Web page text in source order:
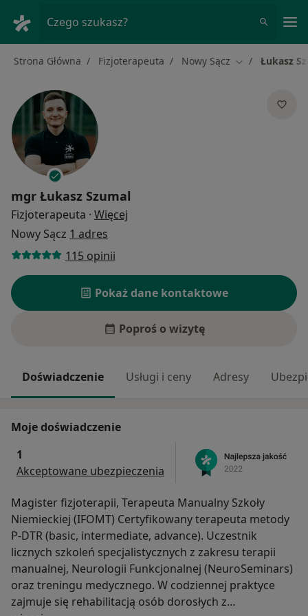
Czego szukasz?
Strona Główna Fizjoterapeuta Nowy Sącz Zmień miasto
Łukasz
mgr Łukasz Szumal
Fizjoterapeuta · Więcej
Nowy Sącz 1 adres
115 opinii
Pokaż dane kontaktowe
Poproś o wizytę
Doświadczenie Usługi i ceny Adresy
Moje doświadczenie
1
Akceptowane ubezpieczenia
Magister fizjoterapii, Terapeuta Manualny Szkoły
Niemieckiej (IFOMT) Certyfikowany terapeuta metody
P-DTR (basic, intermediate, advance). Uczestnik
licznych szkoleń specjalistycznych z zakresu terapii
manualnej, Neurologii Funkcjonalnej (NeuroSeminars)
oraz treningu medycznego. W codziennej praktyce
zajmuje się rehabilitacją osób dorosłych z